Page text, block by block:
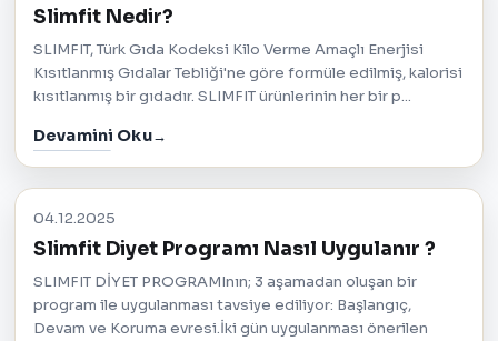
Slimfit Nedir?
SLIMFIT, Türk Gıda Kodeksi Kilo Verme Amaçlı Enerjisi
Kısıtlanmış Gıdalar Tebliği'ne göre formüle edilmiş, kalorisi
kısıtlanmış bir gıdadır. SLIMFIT ürünlerinin her bir p...
Devamini Oku
04.12.2025
Slimfit Diyet Programı Nasıl Uygulanır ?
SLIMFIT DİYET PROGRAMInın; 3 aşamadan oluşan bir
program ile uygulanması tavsiye ediliyor: Başlangıç,
Devam ve Koruma evresi.İki gün uygulanması önerilen